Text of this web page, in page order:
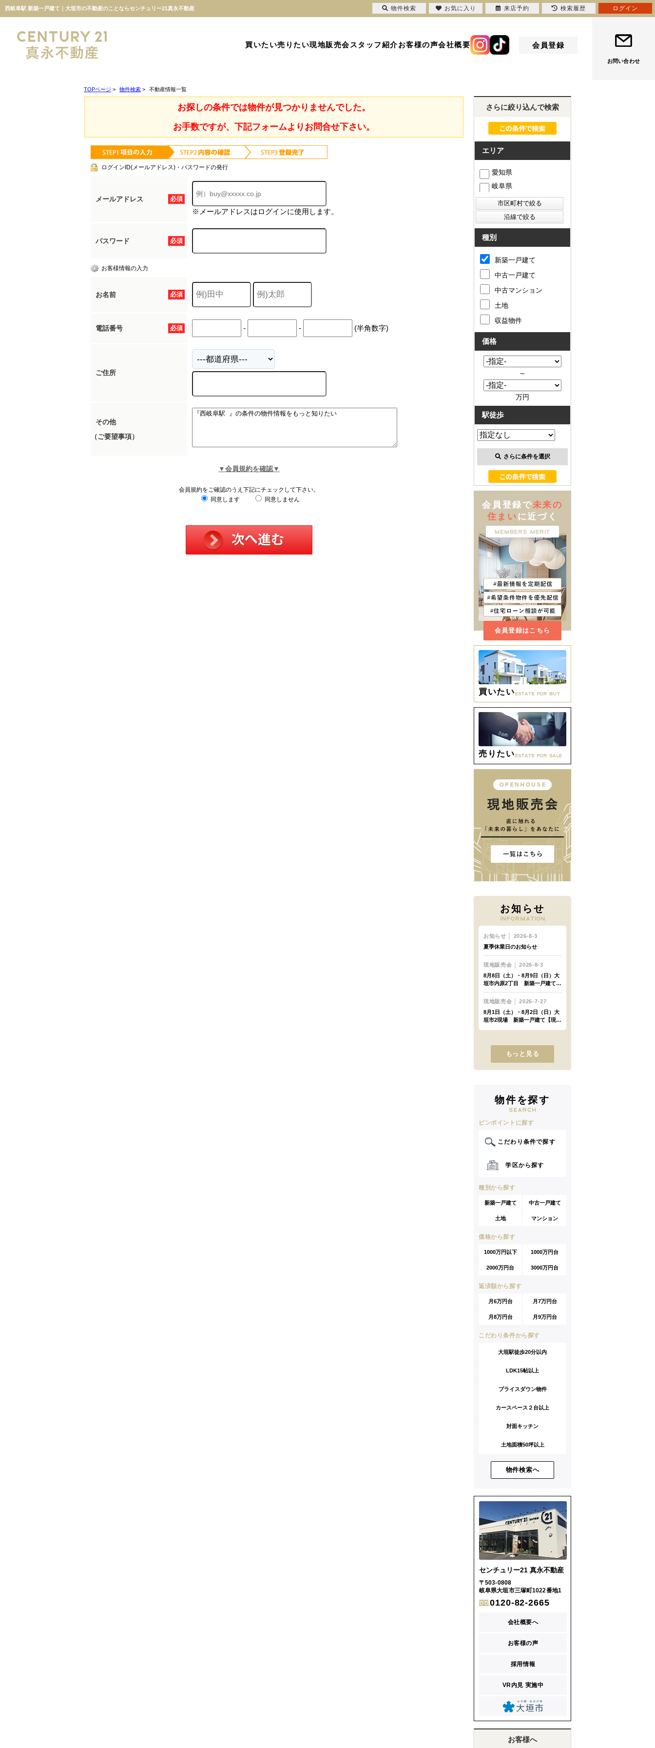
西岐阜駅 新築一戸建て｜大垣市の不動産のことならセンチュリー21真永不動産
買いたい売りたい現地販売会スタッフ紹介お客様の声会社概要 会員登録
お問い合わせ
TOPページ > 物件検索 > 不動産情報一覧
お探しの条件では物件が見つかりませんでした。
お手数ですが、下記フォームよりお問合せ下さい。
ログインID(メールアドレス)・パスワードの発行
必須
メールアドレス
※メールアドレスはログインに使用します。
必須
パスワード
お客様情報の入力
必須
お名前
必須
電話番号 - - (半角数字)
ご住所
その他
（ご要望事項）
▼会員規約を確認▼
会員規約をご確認のうえ下記にチェックして下さい。
同意します
同意しません
さらに絞り込んで検索
エリア
愛知県
岐阜県
種別
新築一戸建て
中古一戸建て
中古マンション
土地
収益物件
価格
～
万円
駅徒歩
さらに条件を選択
会員登録で未来の
住まい に近づく
会員登録はこちら
買いたい
売りたい
お知らせ
もっと見る
物件を探す
ピンポイントに探す
こだわり条件で探す
学区から探す
種別から探す
新築一戸建て 中古一戸建て
土地 マンション
価格から探す
1000万円以下 1000万円台
2000万円台 3000万円台
返済額から探す
月6万円台 月7万円台
月8万円台 月9万円台
こだわり条件から探す
大垣駅徒歩20分以内
LDK15帖以上
プライスダウン物件
カースペース２台以上
対面キッチン
土地面積50坪以上
物件検索へ
センチュリー21 真永不動産
〒503-0808
岐阜県大垣市三塚町1022番地1
0120-82-2665
会社概要へ
お客様の声
採用情報
VR内見 実施中
お客様へ
物件検索 お気に入り 来店予約 検索履歴 ログイン